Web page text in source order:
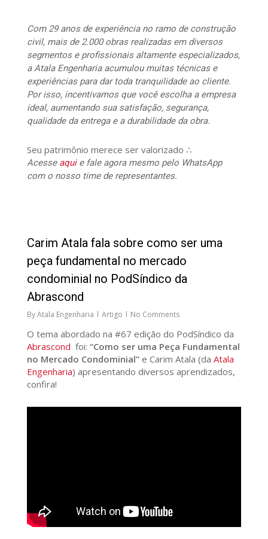
Com 29 anos de experiência no ramo de construção
civil, mais de 2.000 obras realizadas em diversos
segmentos e profissionais altamente especializados,
a Atala Engenharia acumulou muitas técnicas e
experiências para dar toda tranquilidade ao cliente.
Por isso, incentivamos que você escolha a empresa
ideal, aumentando sua satisfação, segurança,
qualidade da entrega e a durabilidade da obra.
Seu patrimônio merece ser valorizado ∴
Acesse aquie fale agora mesmo pelo WhatsApp
com o nosso time de representantes.
Carim Atala fala sobre como ser uma
peça fundamental no mercado
condominial no PodSíndico da
Abrascond
ByAtala Engenharia Artigo No Comments
O tema abordado na #67 edição do PodSíndico da
Abrascond foi: “Como ser uma Peça Fundamental
no Mercado Condominial”e Carim Atala (da Atala
Engenharia) apresentando diversos aprendizados,
confira!